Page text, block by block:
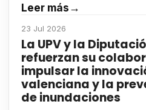
Leer más→
23 Jul 2026
La UPV y la
refuerzan su
impulsar la
valenciana y la
de inundaciones